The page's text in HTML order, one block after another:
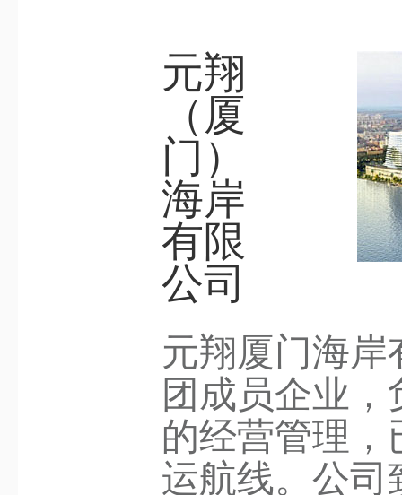
元翔
（厦
门）
海岸
有限
公司
元翔厦门海
团成员企业
的经营管理
运航线。公司